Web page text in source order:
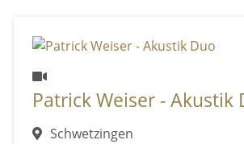
Patrick Weiser - Akustik
Schwetzingen